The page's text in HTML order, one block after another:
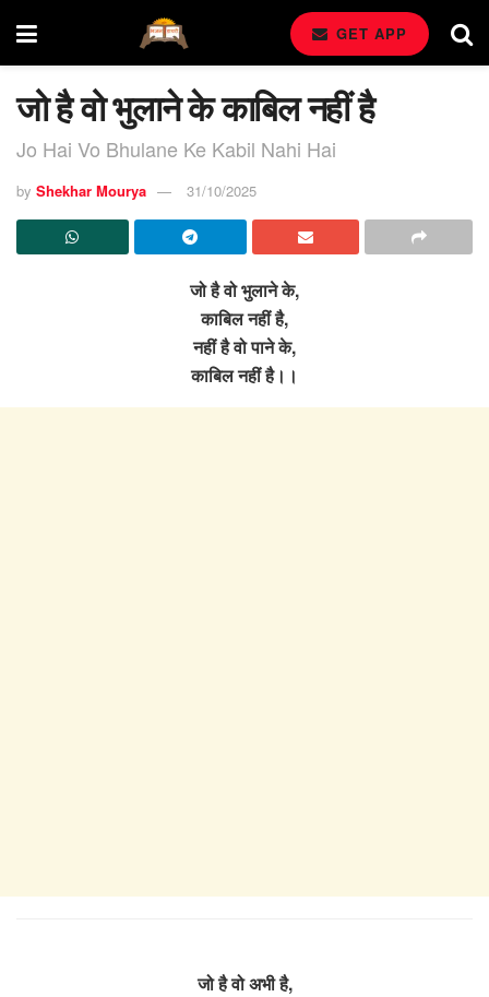
GET APP
जो है वो भुलाने के काबिल नहीं है
Jo Hai Vo Bhulane Ke Kabil Nahi Hai
by Shekhar Mourya 31/10/2025
जो है वो भुलाने के,
काबिल नहीं है,
नहीं है वो पाने के,
काबिल नहीं है।।
जो है वो अभी है,